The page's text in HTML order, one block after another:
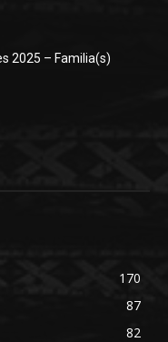
2025 – Familia(s)
170
87
82